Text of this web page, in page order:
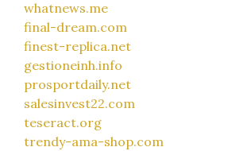
whatnews.me
final-dream.com
finest-replica.net
gestioneinh.info
prosportdaily.net
salesinvest22.com
teseract.org
trendy-ama-shop.com